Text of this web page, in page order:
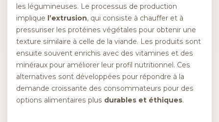
les légumineuses. Le processus de production
implique l’extrusion, qui consiste à chauffer et à
pressuriser les protéines végétales pour obtenir une
texture similaire à celle de la viande. Les produits sont
ensuite souvent enrichis avec des vitamines et des
minéraux pour améliorer leur profil nutritionnel. Ces
alternatives sont développées pour répondre à la
demande croissante des consommateurs pour des
options alimentaires plus durables et éthiques.